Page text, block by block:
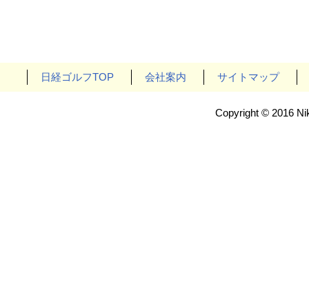
日経ゴルフTOP 会社案内 サイトマップ
Copyright © 2016